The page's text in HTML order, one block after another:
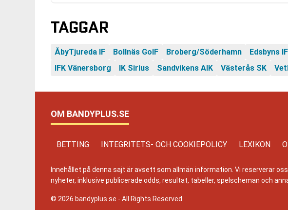
TAGGAR
ÅbyTjureda IF Bollnäs GoIF Broberg/Söderhamn Edsbyns IF
IFK Vänersborg
IK Sirius Sandvikens AIK Västerås SK
OM BANDYPLUS.SE
BETTING INTEGRITETS- OCH COOKIEPOLICY LEXIKON
Innehållet på denna sajt är avsett som allmän information. Vi reserverar
nyheter, inklusive publicerade odds, resultat, tabeller, spelscheman och
© 2026 bandyplus.se - All Rights Reserved.